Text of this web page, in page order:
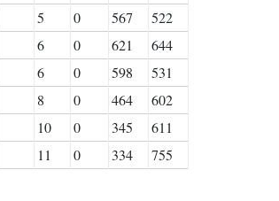
5 0 567
522
6 0 621
644
6 0 598
531
8 0 464
602
10 0 345
611
11 0 334 755